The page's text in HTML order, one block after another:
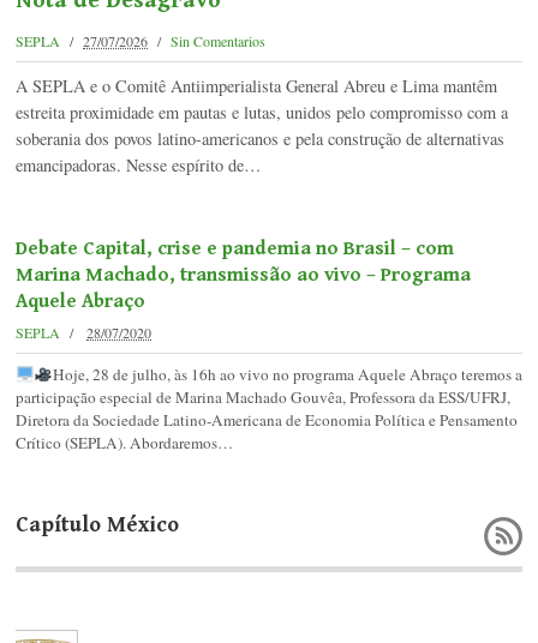
SEPLA 27/07/2026 Sin Comentarios
A SEPLA e o Comitê Antiimperialista General Abreu e Lima mantêm
estreita proximidade em pautas e lutas, unidos pelo compromisso com a
soberania dos povos latino-americanos e pela construção de alternativas
emancipadoras. Nesse espírito de…
Debate Capital, crise e pandemia no Brasil – com
Marina Machado, transmissão ao vivo – Programa
Aquele Abraço
SEPLA 28/07/2020
Hoje, 28 de julho, às 16h ao vivo no programa Aquele Abraço teremos a
participação especial de Marina Machado Gouvêa, Professora da ESS/UFRJ,
Diretora da Sociedade Latino-Americana de Economia Política e Pensamento
Crítico (SEPLA). Abordaremos…
Capítulo México